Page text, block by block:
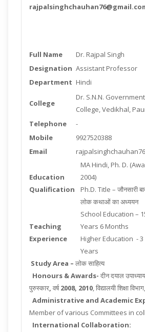
Full Name
Dr. Rajpal Singh
Designation Assistant Professor
Department Hindi
College
Dr. S.N.N.
College, Vedikhal,
Telephone
-
Mobile
9927520388
Email
Education
Qualification
MA Hindi, Ph. D.
2004)
Ph.D. Title – जौनसारी
लोक कथाओं का अध्ययन
Teaching
Experience
School Education –
Years 6 Months
Higher Education - 3
Years
Study Area – लोक साहित्य
Honours & Awards- दीन दयाल
पुरुस्कार, वर्ष2008, 2010, विद्यालयी शिक्षा
Administrative and Academic
Member of various Committees in
International Collaboration: